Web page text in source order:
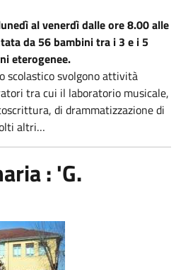
al venerdì dalle ore 8.00 alle
da 56 bambini tra i 3 e i 5
eterogenee.
scolastico svolgono attività
tra cui il laboratorio musicale,
di drammatizzazione di
altri…
: 'G.